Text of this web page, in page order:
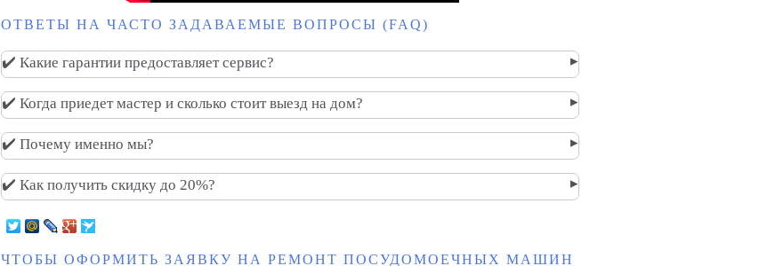
ОТВЕТЫ НА ЧАСТО ЗАДАВАЕМЫЕ ВОПРОСЫ (FAQ)
✔️ Какие гарантии предоставляет сервис? ▸
✔️ Когда приедет мастер и сколько стоит выезд на дом? ▸
✔️ Почему именно мы? ▸
✔️ Как получить скидку до 20%? ▸
ЧТОБЫ ОФОРМИТЬ ЗАЯВКУ НА РЕМОНТ ПОСУДОМОЕЧНЫХ МАШИН